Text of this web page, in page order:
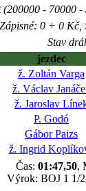
(200000 - 70000
Zápisné: 0 + 0 Kč,
Stav
jezdec
ž. Zoltán Varga
ž. Václav
ž. Jaroslav
P. Godó
Gábor Paizs
ž. Ingrid
Čas: 01:47,50,
Výrok: BOJ 1 1/